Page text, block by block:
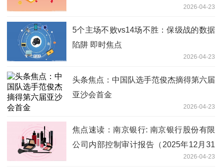
2026-04-23
5个主场不败vs14场不胜：保级战的数据
陷阱 即时焦点
2026-04-23
头条焦点：中国队选手范俊杰摘得第六届
亚沙会首金
2026-04-23
焦点速读：南京银行: 南京银行股份有限
公司内部控制审计报告（2025年12月31
2026-04-23